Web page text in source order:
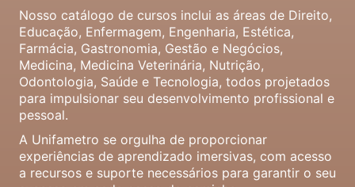
Nosso catálogo de cursos inclui as áreas de Direito,
Educação, Enfermagem, Engenharia, Estética,
Farmácia, Gastronomia, Gestão e Negócios,
Medicina, Medicina Veterinária, Nutrição,
Odontologia, Saúde e Tecnologia, todos projetados
para impulsionar seu desenvolvimento profissional e
pessoal.
A Unifametro se orgulha de proporcionar
experiências de aprendizado imersivas, com acesso
a recursos e suporte necessários para garantir o seu